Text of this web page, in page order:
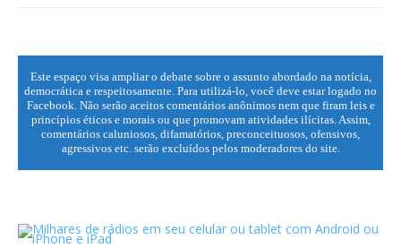
Este espaço visa ampliar o debate sobre o assunto abordado na notícia,
democrática e respeitosamente. Para utilizá-lo, você deve estar logado no
Facebook. Não serão aceitos comentários anônimos nem que firam leis e
princípios éticos e morais ou que promovam atividades ilícitas. Assim,
comentários caluniosos, difamatórios, preconceituosos, ofensivos,
agressivos etc. serão excluídos pelos moderadores do site.